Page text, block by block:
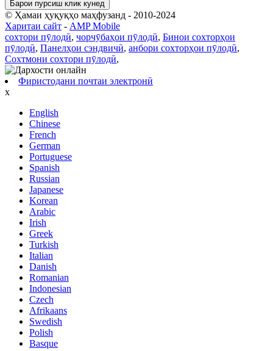
Барои пурсиш клик кунед
© Ҳамаи ҳуқуқҳо маҳфузанд - 2010-2024
Харитаи сайт - AMP Mobile
сохтори пӯлодӣ, чорчӯбаҳои пӯлодӣ, Бинои сохторҳои
пӯлодӣ, Панелҳои сэндвичӣ, анбори сохторҳои пӯлодӣ,
Сохтмони сохтори пӯлодӣ,
Фиристодани почтаи электронӣ
x
English
Chinese
French
German
Portuguese
Spanish
Russian
Japanese
Korean
Arabic
Irish
Greek
Turkish
Italian
Danish
Romanian
Indonesian
Czech
Afrikaans
Swedish
Polish
Basque